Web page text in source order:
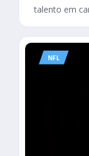
talento em
NFL